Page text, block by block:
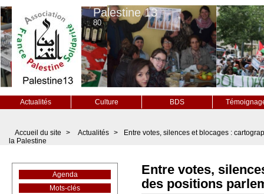
Palestine 13
80
Actualités Culture BDS
Accueil du site > Actualités >
Entre votes, silences et blocages :
la Palestine
Entre votes,
des positions
Agenda
Mots-clés